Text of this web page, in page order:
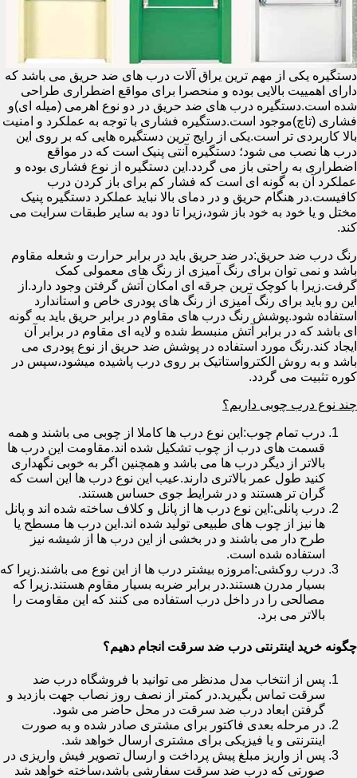
دستگیره یکی از مهم ترین یراق آلات درب های ضد حریق می باشد که
دارای اهمییت بالایی بوده و منحصرا برای مواقع اضطراری طراحی
شده است.دستگیره درب های ضد حریق در دو نوع اهرمی (میله ای)و
فشاری (تاچ)موجود است.دستگیره فشاری با توجه به عملکرد و امنیت
بالا کاربردی تر است.یکی از رایج ترین دستگیره هایی که بر روی این
درب ها نصب می شود؛ دستگیره آنتی پنیک است که در مواقع
اضطراری به راحتی باز می گردد.این دستگیره از نوع فشاری بوده و
عملکرد آن به گونه ای است که فشار کم برای باز کردن درب
کافیست.در هنگام حریق و در دمای بالا نباید عملکرد دستگیره پنیک
مختل و یا خود به خود باز شود،زیرا تا دود به سایر طبقات سرایت می
کند.
رنگ درب ضد حریق:در ضد حریق باید در برابر حرارت و شعله مقاوم
باشد و نمی توان برای رنگ آمیزی از رنگ های معمولی کمک
گرفت.زیرا با کوچک ترین جرقه ای امکان آتش گرفتن وجود دارد.از
این رو باید برای رنگ آمیزی از رنگ های پودری خاص و استاندارد
استفاده شود.پوشش رنگ درب های مقاوم در برابر حریق باید به گونه
ای باشد که در برابر آتش منبسط شده و لایه ای مقاوم در برابر آن
ایجاد کند.رنگ مورد استفاده در پوشش ضد حریق از نوع پودری می
باشد و به روش الکترواستاتیک بر روی درب پاشیده میشود،سپس در
کوره تثبیت می گردد.
چند نوع درب چوبی داریم؟
درب تمام چوب:این نوع درب ها کاملا از چوبی می باشند و همه
قسمت های درب از چوب تشکیل شده اند.مقاومت این درب ها
بالاتر از دیگر درب ها می باشد و همچنین اگر به خوبی نگهداری
کنید طول عمر بالاتری دارند.عیب این نوع درب ها این است که
گران تر هستند و در شرایط جوی حساس هستند.
درب پانلی:این نوع درب ها از پانل و کلاف ساخته شده اند و پانل
ها نیز از چوب های طبیعی تولید شده اند.این درب ها مسطح یا
طرح دار می باشند و در بخشی از این درب ها از شیشه نیز
استفاده شده است.
درب روکشی:امروزه بیشتر درب ها از این نوع می باشند.زیرا که
بسیار مدرن هستند.در برابر ضربه بسیار مقاوم هستند.زیرا که
مصالحی را در داخل درب استفاده می کنند که این مقاومت را
بالاتر می برد.
چگونه خرید اینترنتی درب ضد سرقت انجام دهیم؟
پس از انتخاب مدل مدنظر می توانید با فروشگاه درب ضد
سرقت تماس بگیرید.در کمتر از نصف روز نصاب جهت بازدید و
گرفتن ابعاد درب ضد سرقت در محل حاضر می شود.
در مرحله بعدی فاکتور برای مشتری صادر شده و به صورت
اینترنتی و یا فیزیکی برای مشتری ارسال خواهد شد.
پس از واریز مبلغ پیش پرداخت و ارسال تصویر فیش واریزی در
صورتی که درب ضد سرقت سفارشی باشد،ساخته خواهد شد